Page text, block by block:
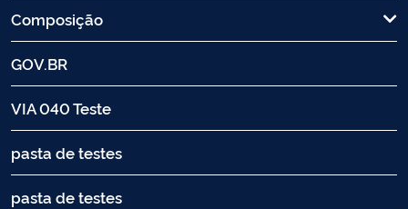
Composição
GOV.BR
VIA 040 Teste
pasta de testes
pasta de testes